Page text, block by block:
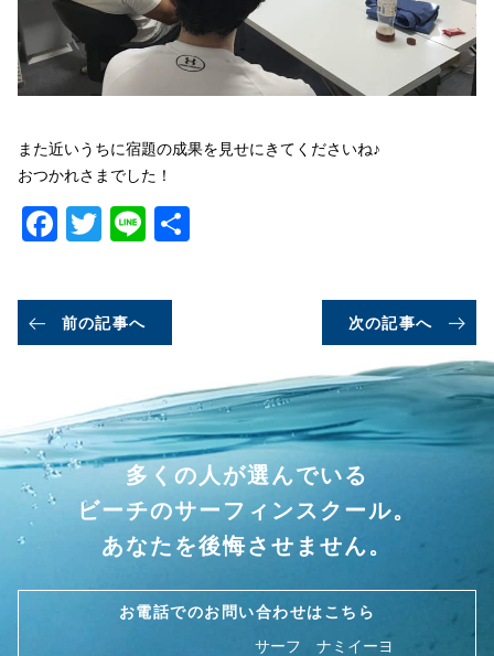
また近いうちに宿題の成果を見せにきてくださいね♪
おつかれさまでした！
Facebook
Twitter
Line
前の記事へ 次の記事へ
多くの人が選んでいる
ビーチのサーフィンスクール。
あなたを後悔させません。
お電話でのお問い合わせはこちら
サーフ ナミイーヨ